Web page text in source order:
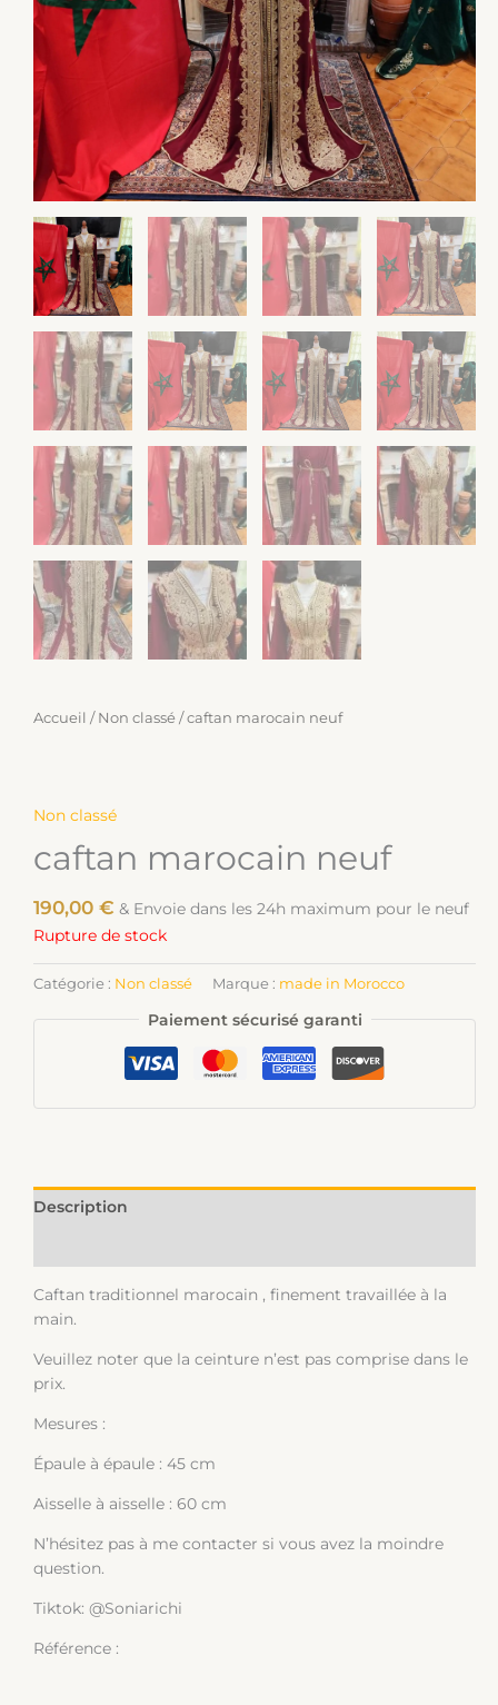
Accueil / Non classé / caftan marocain neuf
Non classé
caftan marocain neuf
190,00 € & Envoie dans les 24h maximum pour le neuf
Rupture de stock
Catégorie : Non classé Marque : made in Morocco
Paiement sécurisé garanti
Description
Caftan traditionnel marocain , finement travaillée à la
main.
Veuillez noter que la ceinture n’est pas comprise dans le
prix.
Mesures :
Épaule à épaule : 45 cm
Aisselle à aisselle : 60 cm
N’hésitez pas à me contacter si vous avez la moindre
question.
Tiktok: @Soniarichi
Référence :